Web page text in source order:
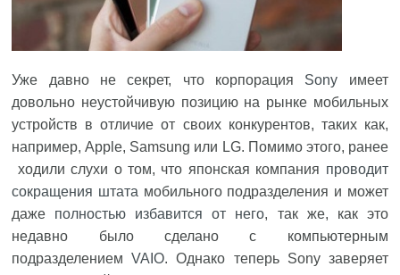
Уже давно не секрет, что корпорация Sony имеет
довольно неустойчивую позицию на рынке мобильных
устройств в отличие от своих конкурентов, таких как,
например, Apple, Samsung или LG. Помимо этого, ранее
ходили слухи о том, что японская компания проводит
сокращения штата мобильного подразделения и может
даже полностью избавится от него, так же, как это
недавно было сделано с компьютерным
подразделениемVAIO. Однако теперь Sony заверяет